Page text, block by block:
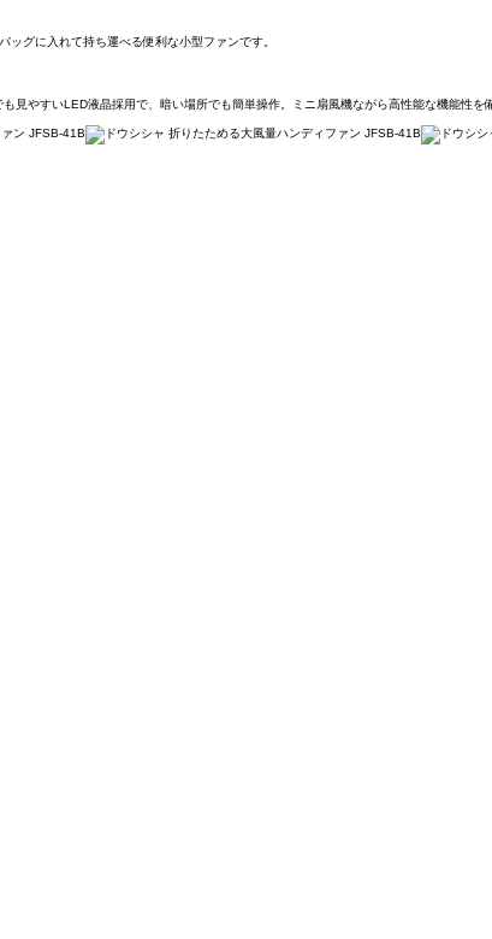
グに入れて持ち運べる便利な小型ファンです。
見やすいLED液晶採用で、暗い場所でも簡単操作。ミニ扇風機ながら高性能な機能性を